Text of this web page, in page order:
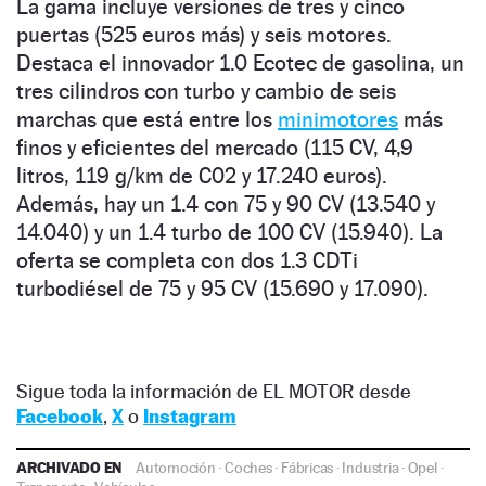
La gama incluye versiones de tres y cinco
puertas (525 euros más) y seis motores.
Destaca el innovador 1.0 Ecotec de gasolina, un
tres cilindros con turbo y cambio de seis
marchas que está entre los minimotores más
finos y eficientes del mercado (115 CV, 4,9
litros, 119 g/km de C02 y 17.240 euros).
Además, hay un 1.4 con 75 y 90 CV (13.540 y
14.040) y un 1.4 turbo de 100 CV (15.940). La
oferta se completa con dos 1.3 CDTi
turbodiésel de 75 y 95 CV (15.690 y 17.090).
Sigue toda la información de EL MOTOR desde
Facebook, Xo Instagram
ARCHIVADO EN Automoción ·Coches· Fábricas ·Industria·Opel·